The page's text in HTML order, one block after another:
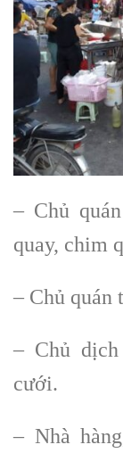
– Chủ
quay, chim
– Chủ quán
– Chủ
cưới.
– Nhà